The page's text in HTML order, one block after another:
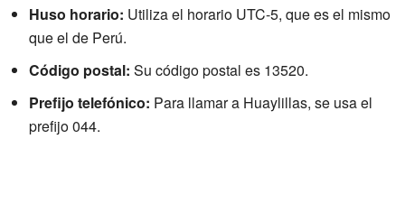
Huso horario: Utiliza el horario UTC-5, que es el mismo
que el de Perú.
Código postal: Su código postal es 13520.
Prefijo telefónico: Para llamar a Huaylillas, se usa el
prefijo 044.